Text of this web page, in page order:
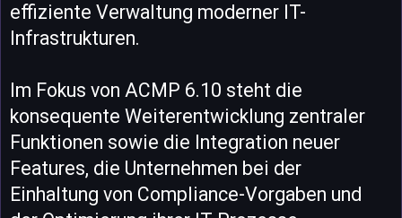
effiziente Verwaltung moderner IT-
Infrastrukturen.
Im Fokus von ACMP 6.10 steht die
konsequente Weiterentwicklung zentraler
Funktionen sowie die Integration neuer
Features, die Unternehmen bei der
Einhaltung von Compliance-Vorgaben und